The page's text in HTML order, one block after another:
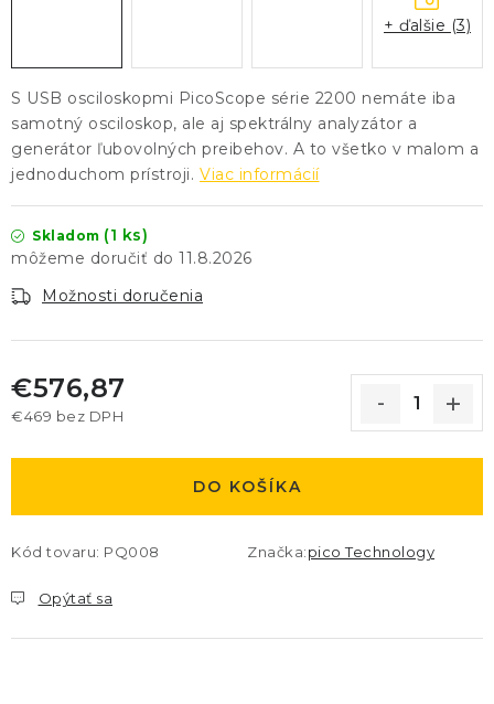
S USB osciloskopmi PicoScope série 2200 nemáte iba
samotný osciloskop, ale aj spektrálny analyzátor a
generátor ľubovolných preibehov. A to všetko v malom a
jednoduchom prístroji. Viac informácií
Skladom (1 ks)
11.8.2026
Možnosti doručenia
€576,87
€469 bez DPH
DO KOŠÍKA
Kód tovaru: PQ008 Značka:pico Technology
Opýtať sa
+ ďalšie (3)